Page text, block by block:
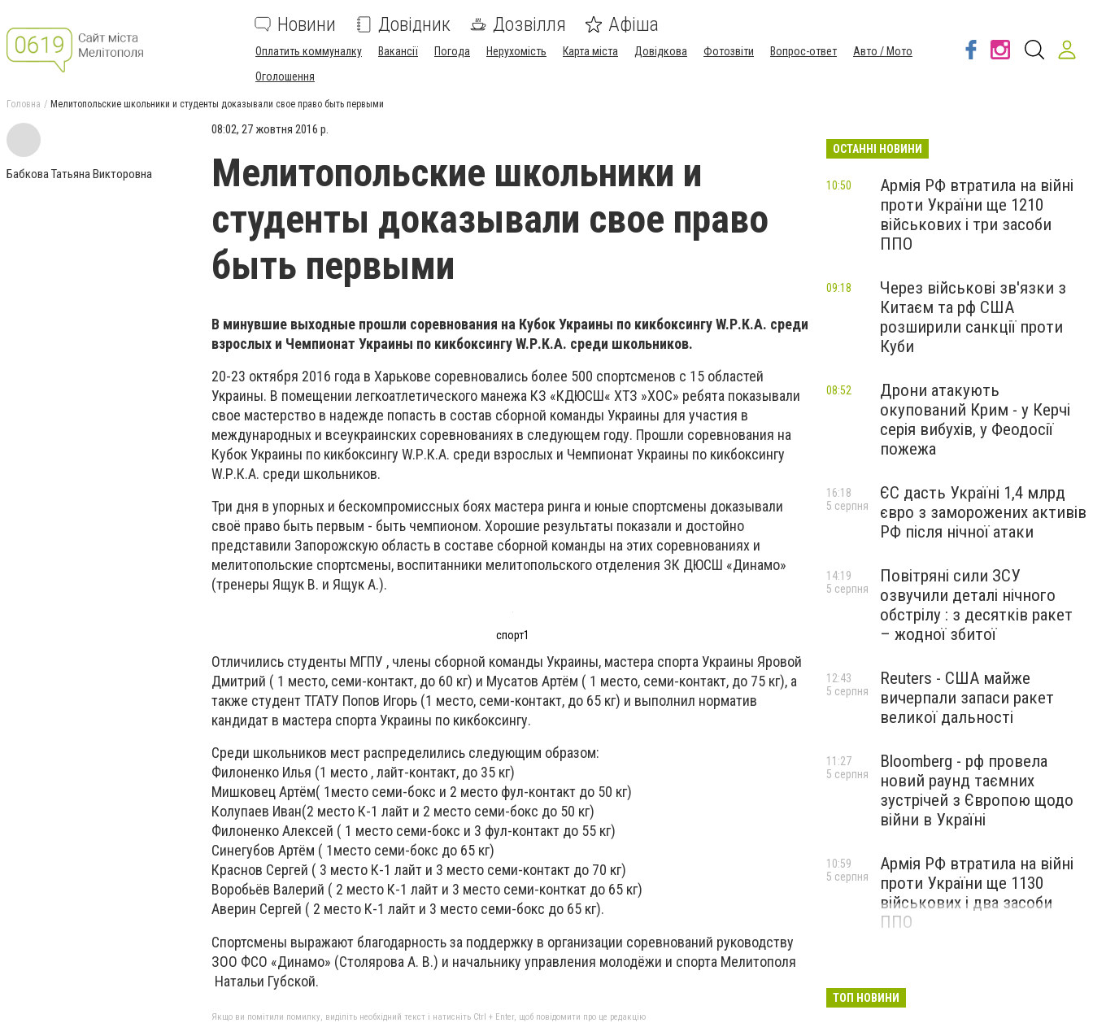
Новини Довідник Дозвілля Афіша
Оплатить коммуналку Вакансії Погода Нерухомість Карта міста Довідкова Фотозвіти Вопрос-ответ
Авто / Мото
Оголошення
Головна Мелитопольские школьники и студенты доказывали свое право быть первыми
Бабкова Татьяна Викторовна
08:02, 27 жовтня 2016 р.
Мелитопольские школьники и
студенты доказывали свое право
быть первыми
В минувшие выходные прошли соревнования на Кубок Украины по кикбоксингу W.Р.К.А. среди
взрослых и Чемпионат Украины по кикбоксингу W.Р.К.А. среди школьников.
20-23 октября 2016 года в Харькове соревновались более 500 спортсменов с 15 областей
Украины. В помещении легкоатлетического манежа КЗ «КДЮСШ« ХТЗ »ХОС» ребята показывали
свое мастерство в надежде попасть в состав сборной команды Украины для участия в
международных и всеукраинских соревнованиях в следующем году. Прошли соревнования на
Кубок Украины по кикбоксингу W.Р.К.А. среди взрослых и Чемпионат Украины по кикбоксингу
W.Р.К.А. среди школьников.
Три дня в упорных и бескомпромиссных боях мастера ринга и юные спортсмены доказывали
своё право быть первым - быть чемпионом. Хорошие результаты показали и достойно
представили Запорожскую область в составе сборной команды на этих соревнованиях и
мелитопольские спортсмены, воспитанники мелитопольского отделения ЗК ДЮСШ «Динамо»
(тренеры Ящук В. и Ящук А.).
спорт1
Отличились студенты МГПУ , члены сборной команды Украины, мастера спорта Украины Яровой
Дмитрий ( 1 место, семи-контакт, до 60 кг) и Мусатов Артём ( 1 место, семи-контакт, до 75 кг), а
также студент ТГАТУ Попов Игорь (1 место, семи-контакт, до 65 кг) и выполнил норматив
кандидат в мастера спорта Украины по кикбоксингу.
Среди школьников мест распределились следующим образом:
Филоненко Илья (1 место , лайт-контакт, до 35 кг)
Мишковец Артём( 1место семи-бокс и 2 место фул-контакт до 50 кг)
Колупаев Иван(2 место К-1 лайт и 2 место семи-бокс до 50 кг)
Филоненко Алексей ( 1 место семи-бокс и 3 фул-контакт до 55 кг)
Синегубов Артём ( 1место семи-бокс до 65 кг)
Краснов Сергей ( 3 место К-1 лайт и 3 место семи-контакт до 70 кг)
Воробьёв Валерий ( 2 место К-1 лайт и 3 место семи-конткат до 65 кг)
Аверин Сергей ( 2 место К-1 лайт и 3 место семи-бокс до 65 кг).
Спортсмены выражают благодарность за поддержку в организации соревнований руководству
ЗОО ФСО «Динамо» (Столярова А. В.) и начальнику управления молодёжи и спорта Мелитополя
Натальи Губской.
Якщо ви помітили помилку, виділіть необхідний текст і натисніть Ctrl + Enter, щоб повідомити про це редакцію
ОСТАННІ НОВИНИ
Армія РФ втратила на війні
проти України ще 1210
військових і три засоби
ППО
10:50
Через військові зв'язки з
Китаєм та рф США
розширили санкції проти
Куби
09:18
Дрони атакують
окупований Крим - у Керчі
серія вибухів, у Феодосії
пожежа
08:52
ЄС дасть Україні 1,4 млрд
євро з заморожених активів
РФ після нічної атаки
16:18
5 серпня
Повітряні сили ЗСУ
озвучили деталі нічного
обстрілу : з десятків ракет
– жодної збитої
14:19
5 серпня
Reuters - США майже
вичерпали запаси ракет
великої дальності
12:43
5 серпня
Bloomberg - рф провела
новий раунд таємних
зустрічей з Європою щодо
війни в Україні
11:27
5 серпня
Армія РФ втратила на війні
проти України ще 1130
військових і два засоби
ППО
10:59
5 серпня
ТОП НОВИНИ